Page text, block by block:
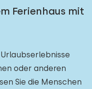
Ferienhaus mit
oder anderen
Sie die Menschen